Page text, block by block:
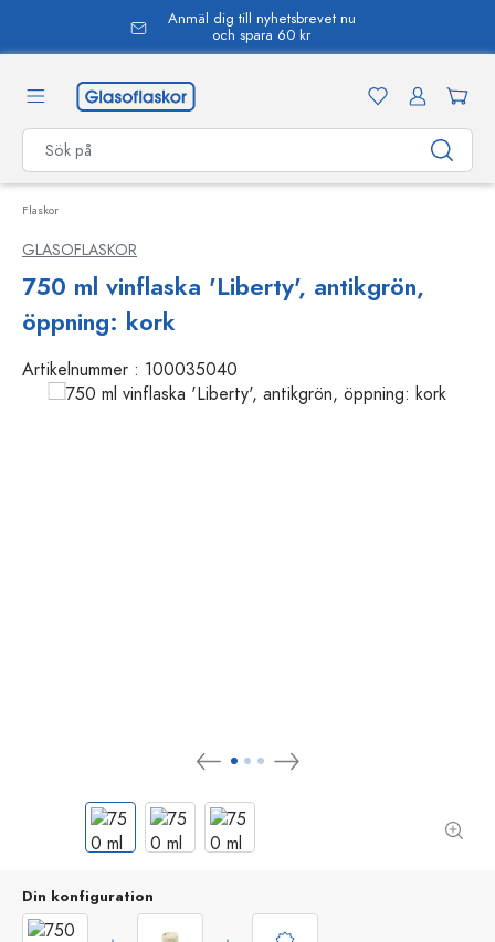
Anmäl dig till nyhetsbrevet nu
och spara 60 kr
Flaskor
GLASOFLASKOR
750 ml vinflaska 'Liberty', antikgrön,
öppning: kork
Artikelnummer : 100035040
Din konfiguration